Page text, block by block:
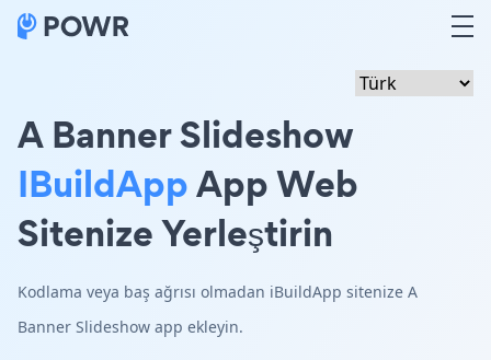
A Banner Slideshow
IBuildAppApp Web
Sitenize Yerleştirin
Kodlama veya baş ağrısı olmadan iBuildApp sitenize A
Banner Slideshow app ekleyin.